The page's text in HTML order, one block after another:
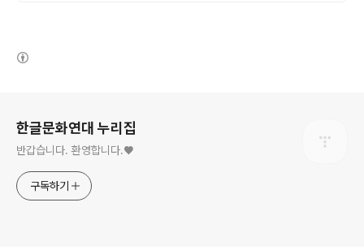
한글문화연대 누리집
반갑습니다. 환영합니다.♥
구독하기